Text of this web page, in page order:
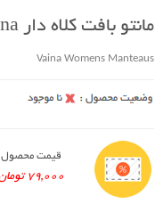
مانتو بافت کلاه دار Vaina
Vaina Womens Manteaus
قیمت محصول
79,000 تومان